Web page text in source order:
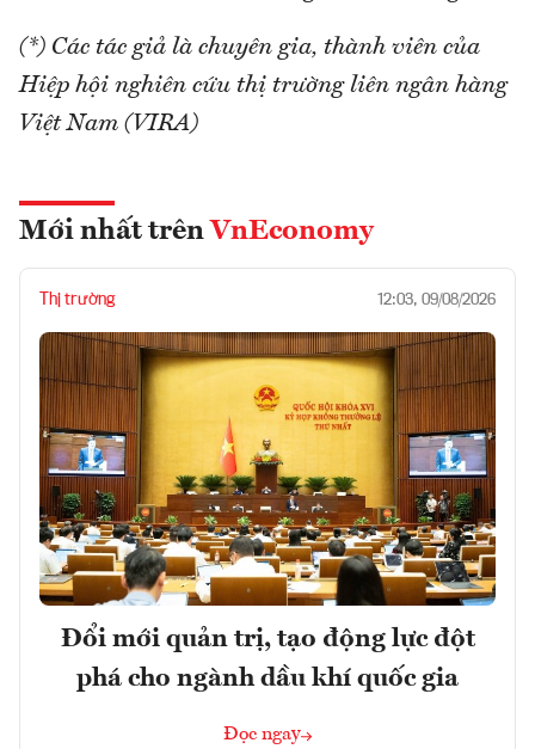
(*) Các tác giả là chuyên gia, thành viên của
Hiệp hội nghiên cứu thị trường liên ngân hàng
Việt Nam (VIRA)
Mới nhất trên VnEconomy
Thị trường 12:03, 09/08/2026
Đổi mới quản trị, tạo động lực đột
phá cho ngành dầu khí quốc gia
Đọc ngay